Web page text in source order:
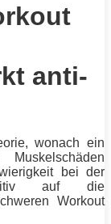
anti-
wonach ein
bei der
auf die
Workout